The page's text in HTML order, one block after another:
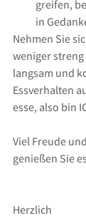
greifen,
in
Nehmen Sie
weniger
langsam und
Essverhalten
esse, also bin
Viel Freude
genießen Sie
Herzlich